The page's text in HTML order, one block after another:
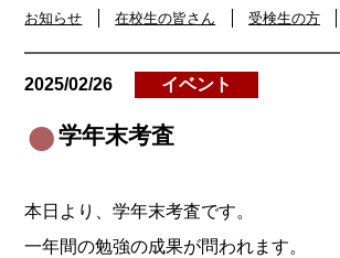
お知らせ 在校生の皆さん 受検生の方
2025/02/26 イベント
学年末考査
本日より、学年末考査です。
一年間の勉強の成果が問われます。